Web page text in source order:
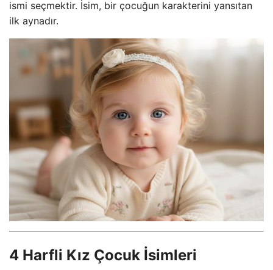
ismi seçmektir. İsim, bir çocuğun karakterini yansıtan
ilk aynadır.
4 Harfli Kız Çocuk İsimleri